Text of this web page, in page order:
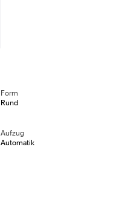
Form
Rund
Aufzug
Automatik